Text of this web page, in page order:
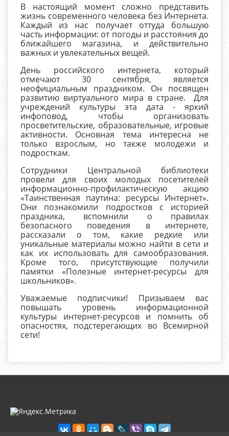
В настоящий момент сложно представить
жизнь современного человека без Интернета.
Каждый из нас получает оттуда большую
часть информации: от погоды и расстояния до
ближайшего магазина, и действительно
важных и увлекательных вещей.
День российского интернета, который
отмечают 30 сентября, является
неофициальным праздником. Он посвящен
развитию виртуального мира в стране. Для
учреждений культуры эта дата - яркий
инфоповод, чтобы организовать
просветительские, образовательные, игровые
активности. Основная тема интересна не
только взрослым, но также молодежи и
подросткам.
Сотрудники Центральной библиотеки
провели для своих молодых посетителей
информационно-профилактическую акцию
«Таинственная паутина: ресурсы Интернет».
Они познакомили подростков с историей
праздника, вспомнили о правилах
безопасного поведения в интернете,
рассказали о том, какие редкие или
уникальные материалы можно найти в сети и
как их использовать для самообразования.
Кроме того, присутствующие получили
памятки «Полезные интернет-ресурсы для
школьников».
Уважаемые подписчики! Призываем вас
повышать уровень информационной
культуры интернет-ресурсов и помнить об
опасностях, подстерегающих во Всемирной
сети!